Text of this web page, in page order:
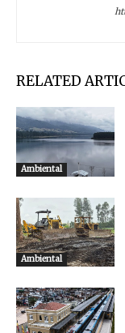
RELATED
Ambiental
Ambiental